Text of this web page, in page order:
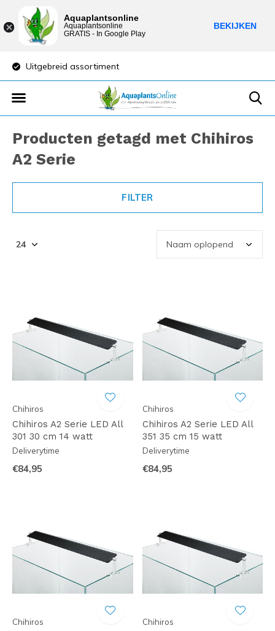
Uitgebreid assortiment
Producten getagd met Chihiros
A2 Serie
FILTER
Chihiros
Chihiros A2 Serie LED All
301 30 cm 14 watt
Deliverytime
€84,95
Chihiros
Chihiros A2 Serie LED All
351 35 cm 15 watt
Deliverytime
€84,95
Chihiros Chihiros
Aquaplantsonline
Aquaplantsonline
GRATIS - In Google Play
BEKIJKEN